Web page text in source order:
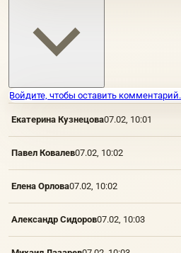
Войдите, чтобы оставить комментарий.
Екатерина Кузнецова07.02, 10:01
Павел Ковалев07.02, 10:02
Елена Орлова07.02, 10:02
Александр Сидоров07.02, 10:03